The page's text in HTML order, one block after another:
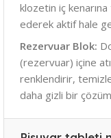
klozetin iç
ederek aktif hale
Rezervuar Blok:
(rezervuar) içine
renklendirir,
daha gizli bir